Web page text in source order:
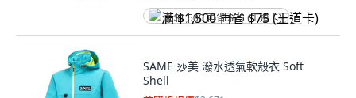
满 $1,500 再省 $75 (王道卡)
SAME 莎美 潑水透氣軟殼衣 Soft
Shell